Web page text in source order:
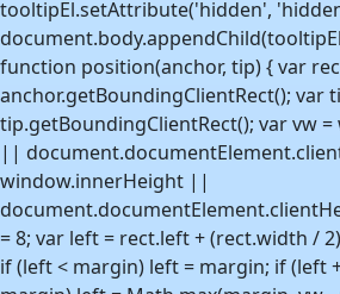
tooltipEl.setAttribute('hidden',
function position(anchor, tip) { var
anchor.getBoundingClientRect(); var
tip.getBoundingClientRect(); var vw
||
window.innerHeight ||
= 8; var left = rect.left + (rect.width /
if (left < margin) left = margin; if (left